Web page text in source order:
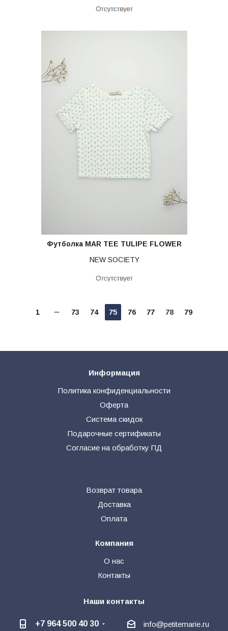
Футболка MAR TEE TULIPE FLOWER
NEW SOCIETY
1 73 74 75 76 77 78 79
Информация
Политика конфиденциальности
Оферта
Система скидок
Подарочные сертификаты
Согласие на обработку ПД
Возврат товара
Доставка
Оплата
Компания
О нас
Контакты
Наши контакты
+7 964 500 40 30 info@petitemarie.ru